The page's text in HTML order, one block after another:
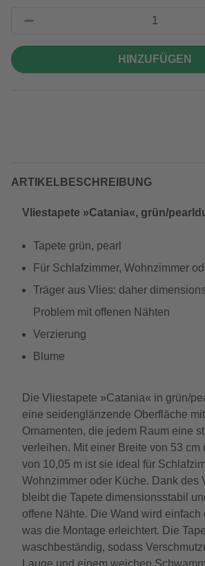
HINZUFÜGEN
ARTIKELBESCHREIBUNG
Vliestapete »Catania«, grün/
Tapete grün, pearl
Für Schlafzimmer, Wohnzimmer
Träger aus Vlies: daher
Problem mit offenen Nähten
Verzierung
Blume
Die Vliestapete »Catania« in grün/
eine seidenglänzende Oberfläche
Ornamenten, die jedem Raum eine
verleihen. Mit einer Breite von 53 cm
von 10,05 m ist sie ideal für
Wohnzimmer oder Küche. Dank des
bleibt die Tapete dimensionsstabil
offene Nähte. Die Wand wird einfach
was die Montage erleichtert. Die
waschbeständig, sodass
Lauge und einem weichen